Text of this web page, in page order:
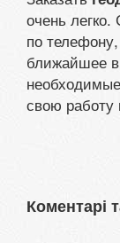
очень
по
ближайшее
свою работу
Коментарі